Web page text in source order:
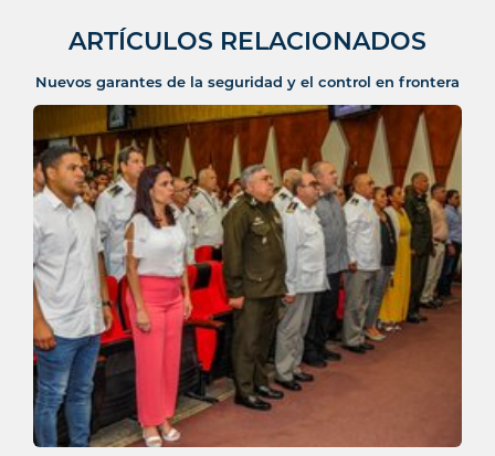
ARTÍCULOS RELACIONADOS
Nuevos garantes de la seguridad y el control en frontera